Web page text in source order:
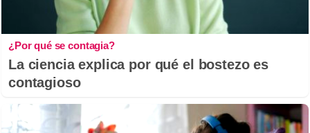
¿Por qué se contagia?
La ciencia explica por qué el bostezo es
contagioso